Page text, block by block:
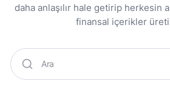
daha anlaşılır hale getirip herkesin
finansal içerikler